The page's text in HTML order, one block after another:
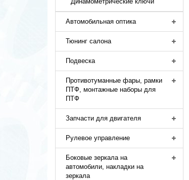
Автомобильная оптика
Тюнинг салона
Подвеска
Противотуманные фары, рамки
ПТФ, монтажные наборы для
ПТФ
Запчасти для двигателя
Рулевое управление
Боковые зеркала на
автомобили, накладки на
зеркала